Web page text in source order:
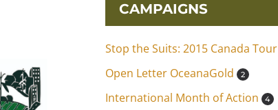
CAMPAIGNS
Stop the Suits: 2015 Canada Tour
Open Letter OceanaGold 2
International Month of Action 4